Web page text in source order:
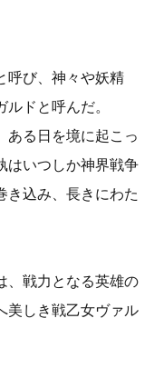
呼び、神々や妖精
ドと呼んだ。
ある日を境に起こっ
はいつしか神界戦争
き込み、長きにわた
、戦力となる英雄の
美しき戦乙女ヴァル